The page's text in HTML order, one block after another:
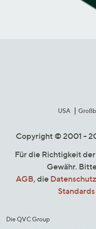
USA
Copyright © 2001 -
Für die Richtigkeit
Gewähr.
AGB, die
Standards
Die QVC Group